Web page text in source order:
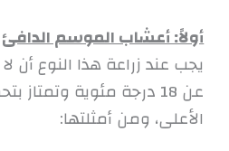
أولاً: أعشاب الموسم الدافئ
يجب عند زراعة هذا النوع أن
عن 18 درجة مئوية وتمتاز
الأعلى، ومن أمثلتها: